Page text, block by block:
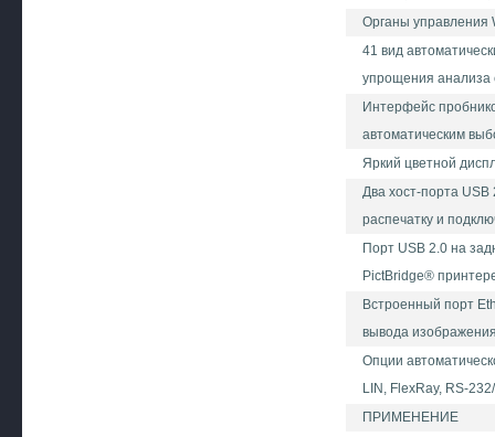
Органы управления
41 вид
упрощения анализа
Интерфейс
автоматическим
Яркий цветной
Два хост-порта
распечатку и
Порт USB 2.0 на
PictBridge®
Встроенный порт
вывода
Опции
LIN, FlexRay, RS-
ПРИМЕНЕНИЕ